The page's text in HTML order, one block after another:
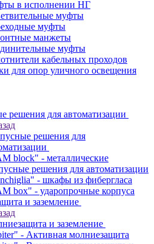
в исполнении НГ
муфты
муфты
манжеты
муфты
кабельных проходов
для опор уличного освещения
решения для автоматизации
решения для
block" - металлические
решения для автоматизации
- шкафы из фибергласа
box" - ударопрочные корпуса
и заземление
и заземление
- Активная молниезащита